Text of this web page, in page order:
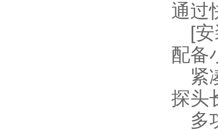
通过
[安
配备
紧
探头
多